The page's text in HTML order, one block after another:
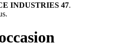
INDUSTRIES 47.